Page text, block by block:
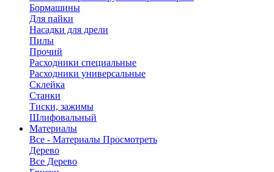
Бормашины
Для пайки
Насадки для дрели
Пилы
Прочий
Расходники специальные
Расходники универсальные
Склейка
Станки
Тиски, зажимы
Шлифовальный
Материалы
Все - Материалы Просмотреть
Дерево
Все Дерево